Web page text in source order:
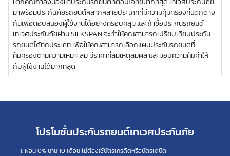
มาพร้อมประกันภัยรถยนต์หลากหลายประเภทที่มีความคุ้มครองที่แตกต่าง
กันเพื่อตอบสนองผู้ใช้งานได้อย่างครอบคลุม และถ้าซื้อประกันรถยนต์
เทเวศประกันภัยผ่าน SILKSPAN จะทำให้คุณสามารถเปรียบเทียบประกัน
รถยนต์ได้ทุกประเภท เพื่อให้คุณสามารถเลือกแผนประกันรถยนต์ที่
คุ้มครองตามความเหมาะสม มีราคาที่สมเหตุสมผล และมอบความคุ้มค่าให้
กับผู้ใช้งานได้มากที่สุด
โปรโมชั่นประกันรถยนต์เทเวศประกันภัย
ผ่อน 0% นาน 10 เดือน ไม่ต้องใช้บัตรเครดิตหรือบัตรเดบิต